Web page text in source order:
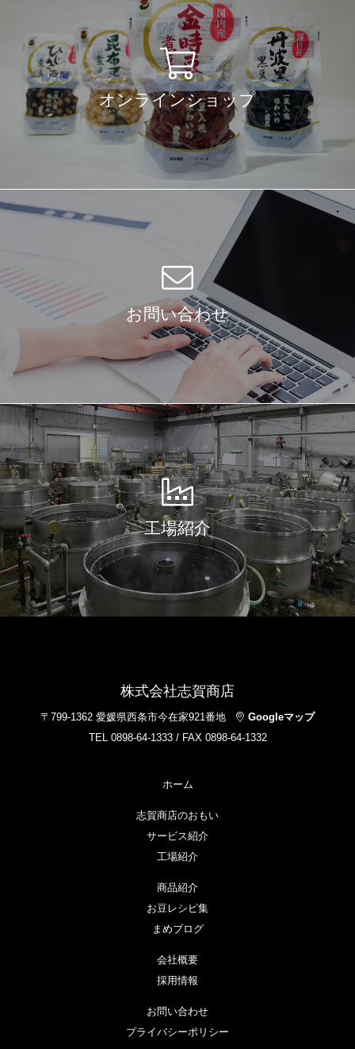
オンラインショップ
お問い合わせ
工場紹介
株式会社志賀商店
〒799-1362 愛媛県西条市今在家921番地
Googleマップ
TEL 0898-64-1333 / FAX 0898-64-1332
ホーム
志賀商店のおもい
サービス紹介
工場紹介
商品紹介
お豆レシピ集
まめブログ
会社概要
採用情報
お問い合わせ
プライバシーポリシー